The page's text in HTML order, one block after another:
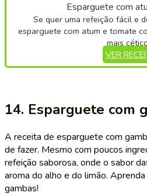
Esparguete com
Se quer uma refeição fácil e
esparguete com atum e tomate
mais
VER
14. Esparguete com
A receita de esparguete com
de fazer. Mesmo com poucos
refeição saborosa, onde o sabor
aroma do alho e do limão.
gambas!